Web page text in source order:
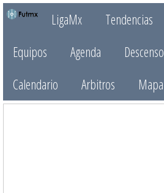
LigaMx Tendencias
Equipos
Agenda Descenso
Calendario
Arbitros Mapa